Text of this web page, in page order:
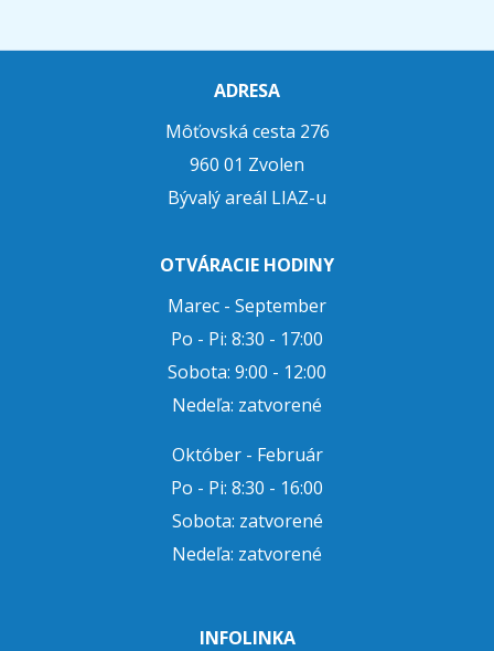
ADRESA
Môťovská cesta 276
960 01 Zvolen
Bývalý areál LIAZ-u
OTVÁRACIE HODINY
Marec - September
Po - Pi: 8:30 - 17:00
Sobota: 9:00 - 12:00
Nedeľa: zatvorené
Október - Február
Po - Pi: 8:30 - 16:00
Sobota: zatvorené
Nedeľa: zatvorené
INFOLINKA